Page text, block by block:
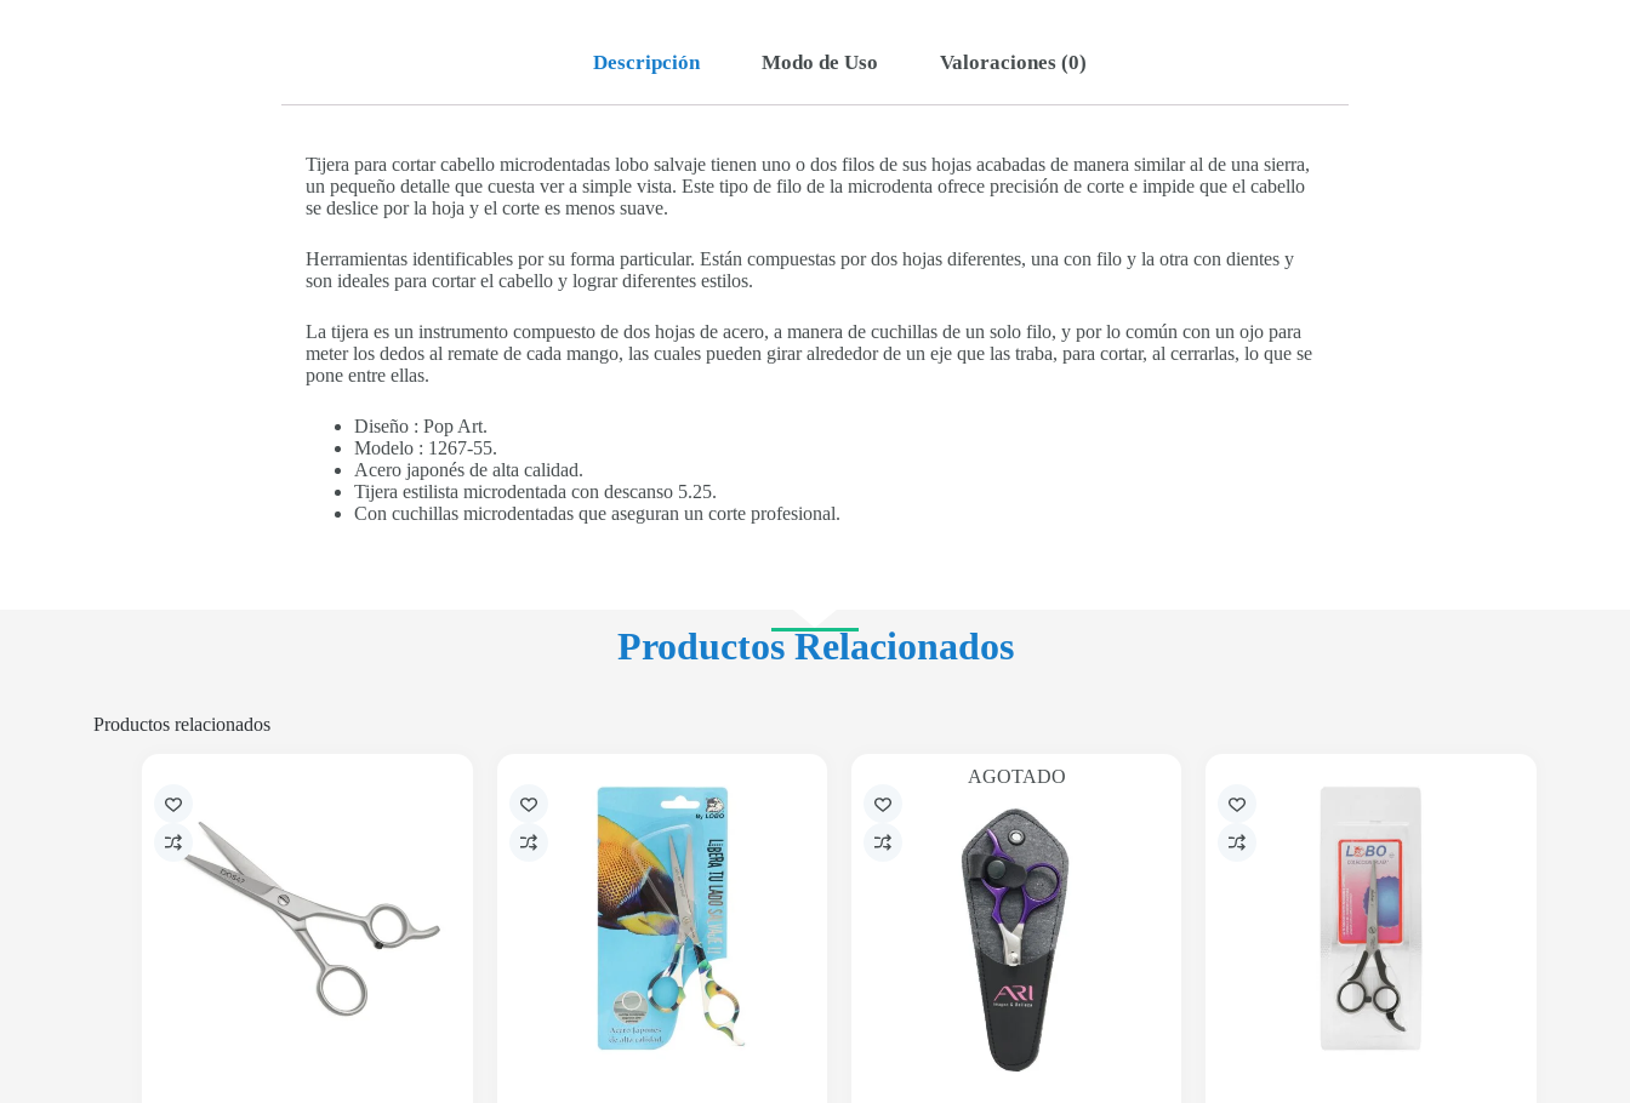
Descripción Modo de Uso Valoraciones (0)
Tijera para cortar cabello microdentadas lobo salvaje tienen uno o dos filos de sus hojas acabadas de manera similar al de una sierra,
un pequeño detalle que cuesta ver a simple vista. Este tipo de filo de la microdenta ofrece precisión de corte e impide que el cabello
se deslice por la hoja y el corte es menos suave.
Herramientas identificables por su forma particular. Están compuestas por dos hojas diferentes, una con filo y la otra con dientes y
son ideales para cortar el cabello y lograr diferentes estilos.
La tijera es un instrumento compuesto de dos hojas de acero, a manera de cuchillas de un solo filo, y por lo común con un ojo para
meter los dedos al remate de cada mango, las cuales pueden girar alrededor de un eje que las traba, para cortar, al cerrarlas, lo que se
pone entre ellas.
Diseño : Pop Art.
Modelo : 1267-55.
Acero japonés de alta calidad.
Tijera estilista microdentada con descanso 5.25.
Con cuchillas microdentadas que aseguran un corte profesional.
Productos Relacionados
Productos relacionados
AGOTADO